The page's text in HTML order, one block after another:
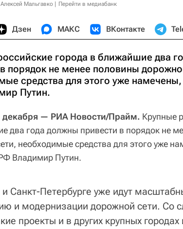
Мальгавко Перейти в медиабанк
Дзен МАКС ВКонтакте
города в ближайшие два
порядок не менее половины
средства для этого уже
Путин.
— РИА Новости/Прайм. Крупные
два года должны привести в порядок не
необходимые средства для этого уже
Владимир Путин.
Санкт-Петербурге уже идут
и модернизации дорожной сети. Со
проекты и в других крупных городах